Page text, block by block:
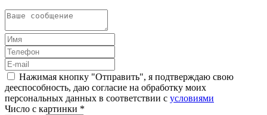
Нажимая кнопку "Отправить", я подтверждаю свою
дееспособность, даю согласие на обработку моих
персональных данных в соответствии с условиями
Число с картинки *